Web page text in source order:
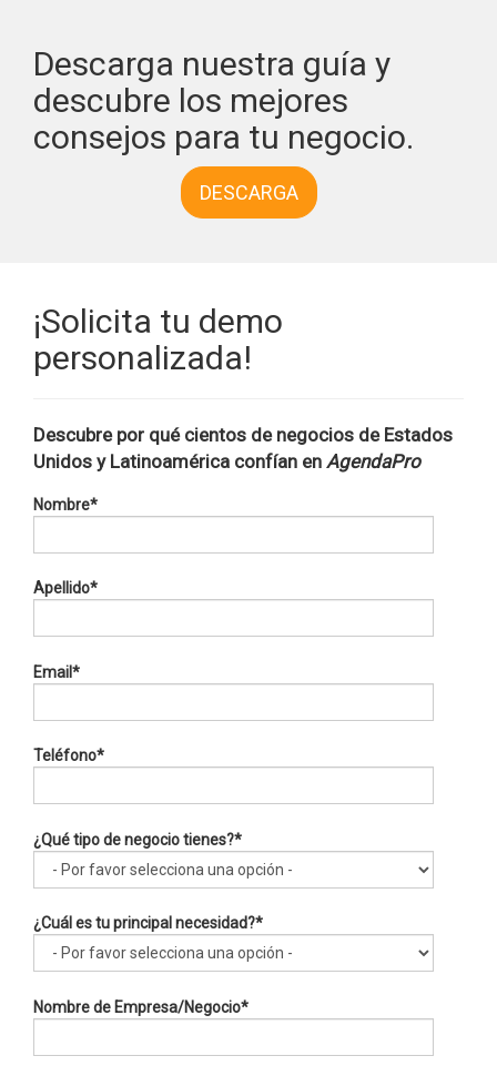
Descarga nuestra guía y
descubre los mejores
consejos para tu negocio.
DESCARGA
¡Solicita tu demo
personalizada!
Descubre por qué cientos de negocios de Estados
Unidos y Latinoamérica confían en AgendaPro
Nombre*
Apellido*
Email*
Teléfono*
¿Qué tipo de negocio tienes?*
¿Cuál es tu principal necesidad?*
Nombre de Empresa/Negocio*